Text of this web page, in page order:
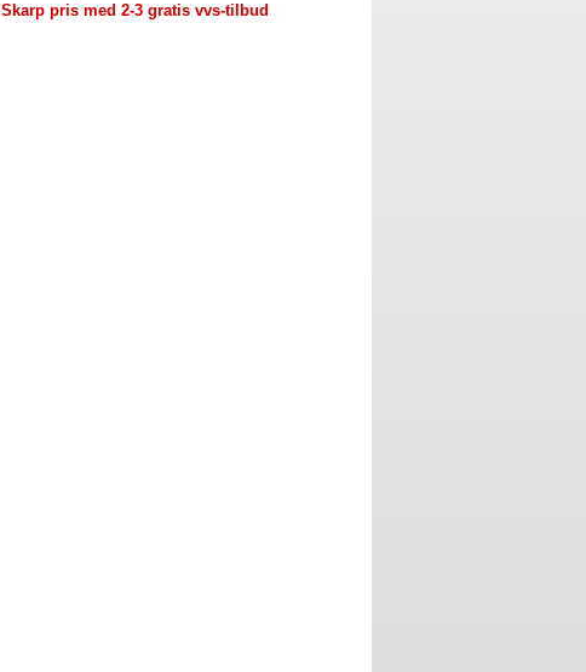
Skarp pris med 2-3 gratis vvs-tilbud